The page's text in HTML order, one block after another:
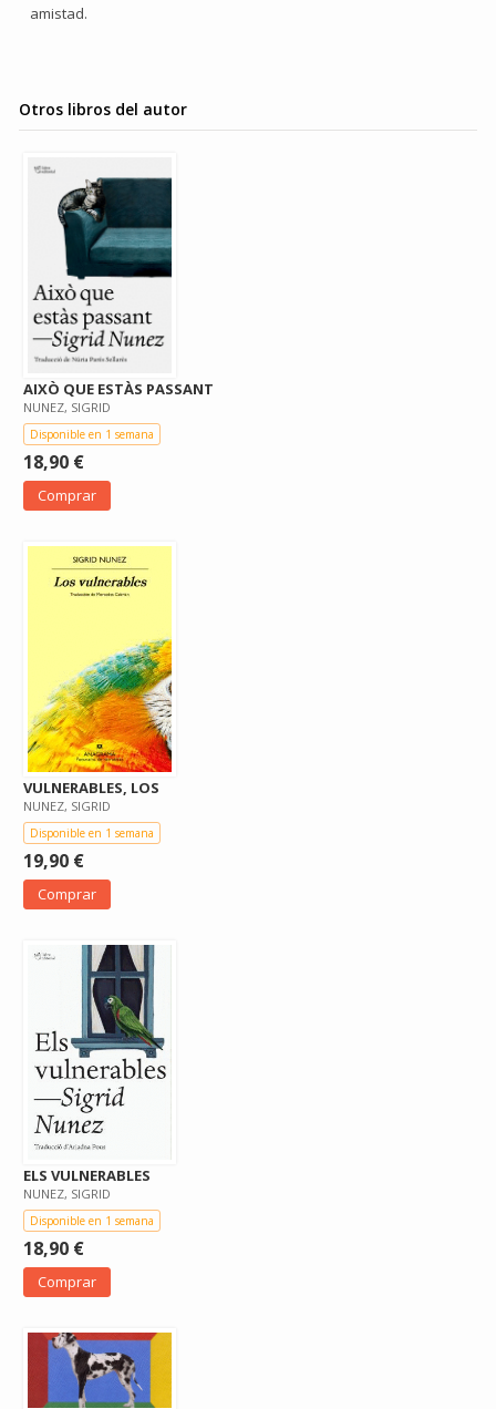
amistad.
Otros libros del autor
AIXÒ QUE ESTÀS PASSANT
NUNEZ, SIGRID
Disponible en 1 semana
18,90 €
Comprar
VULNERABLES, LOS
NUNEZ, SIGRID
Disponible en 1 semana
19,90 €
Comprar
ELS VULNERABLES
NUNEZ, SIGRID
Disponible en 1 semana
18,90 €
Comprar